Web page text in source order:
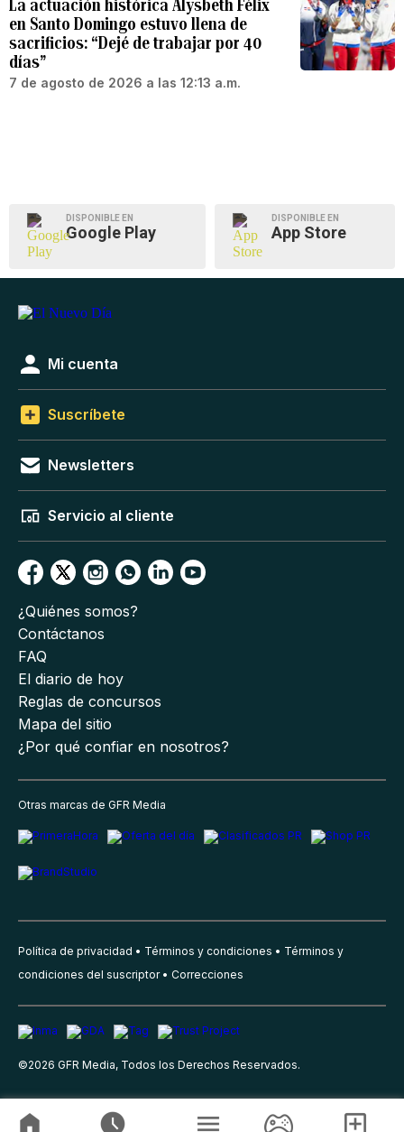
La actuación histórica Alysbeth Félix
en Santo Domingo estuvo llena de
sacrificios: “Dejé de trabajar por 40
días”
7 de agosto de 2026 a las 12:13 a.m.
DISPONIBLE EN
Google Play
DISPONIBLE EN
App Store
Mi cuenta
Suscríbete
Newsletters
Servicio al cliente
¿Quiénes somos?
Contáctanos
FAQ
El diario de hoy
Reglas de concursos
Mapa del sitio
¿Por qué confiar en nosotros?
Otras marcas de GFR Media
Política de privacidad Términos y condiciones
Términos y
condiciones del suscriptor
Correcciones
©2026 GFR Media, Todos los Derechos Reservados.